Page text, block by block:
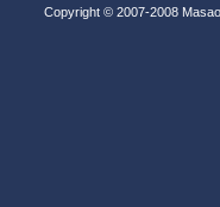
Copyright © 2007-2008